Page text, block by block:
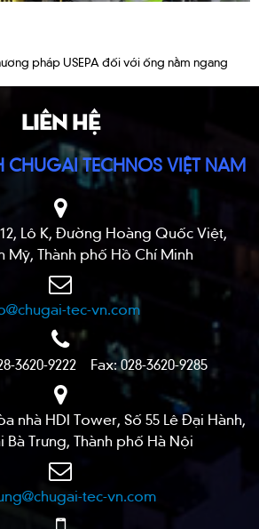
pháp USEPA đối với ống nằm ngang
LIÊN HỆ
CHUGAI TECHNOS VIỆT NAM
Lô K, Đường Hoàng Quốc Việt,
Mỹ, Thành phố Hồ Chí Minh
tec-vn.com
3620-9222 Fax: 028-3620-9285
nhà HDI Tower, Số 55 Lê Đại Hành,
Bà Trưng, Thành phố Hà Nội
tec-vn.com